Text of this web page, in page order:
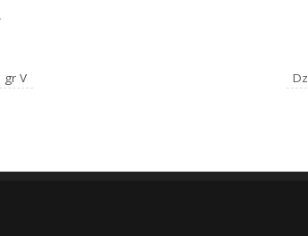
.
gr V